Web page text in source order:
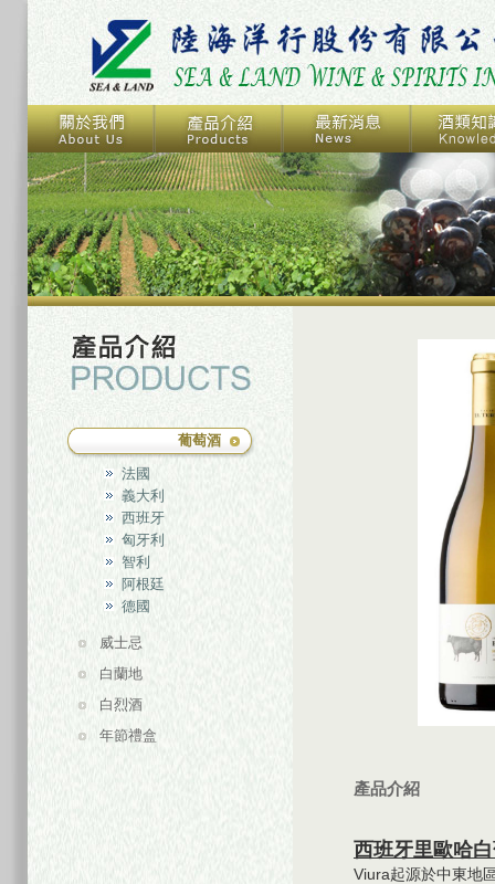
葡萄酒
法國
義大利
西班牙
匈牙利
智利
阿根廷
德國
威士忌
白蘭地
白烈酒
年節禮盒
產品介紹
西班牙里歐哈
Viura起源於中東地